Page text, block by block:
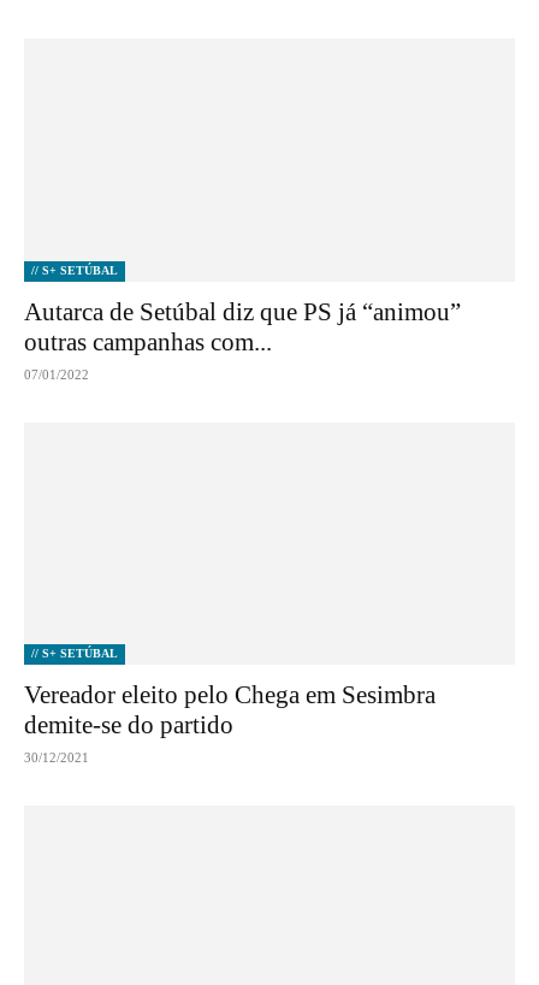
// S+ SETÚBAL
Autarca de Setúbal diz que PS já “animou”
outras campanhas com...
07/01/2022
// S+ SETÚBAL
Vereador eleito pelo Chega em Sesimbra
demite-se do partido
30/12/2021